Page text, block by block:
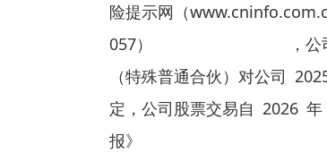
险提示网（
057） ，公司连续三年（
（特殊普通合伙）对公司
定，公司股票交易自
报》 《上海证券报》和